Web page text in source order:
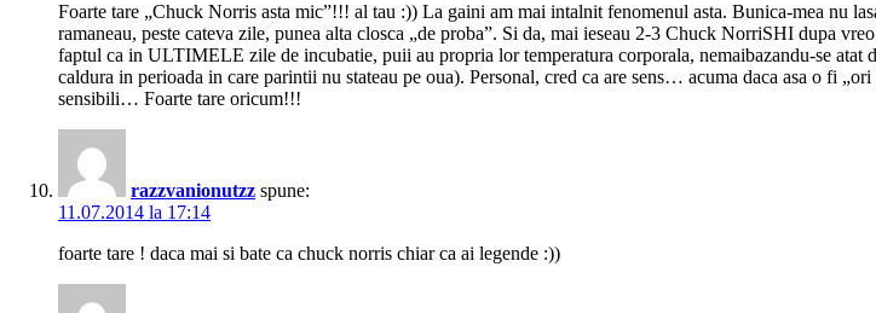
Foarte tare „Chuck Norris asta mic”!!! al tau :)) La gaini am mai intalnit fenomenul asta. Bunica-mea nu
ramaneau, peste cateva zile, punea alta closca „de proba”. Si da, mai ieseau 2-3 Chuck NorriSHI dupa
faptul ca in ULTIMELE zile de incubatie, puii au propria lor temperatura corporala, nemaibazandu-se
caldura in perioada in care parintii nu stateau pe oua). Personal, cred ca are sens… acuma daca asa o fi
sensibili… Foarte tare oricum!!!
razzvanionutzz spune:
11.07.2014 la 17:14
foarte tare ! daca mai si bate ca chuck norris chiar ca ai legende :))